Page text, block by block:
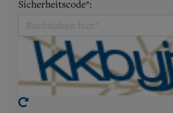
Sicherheitscode*: